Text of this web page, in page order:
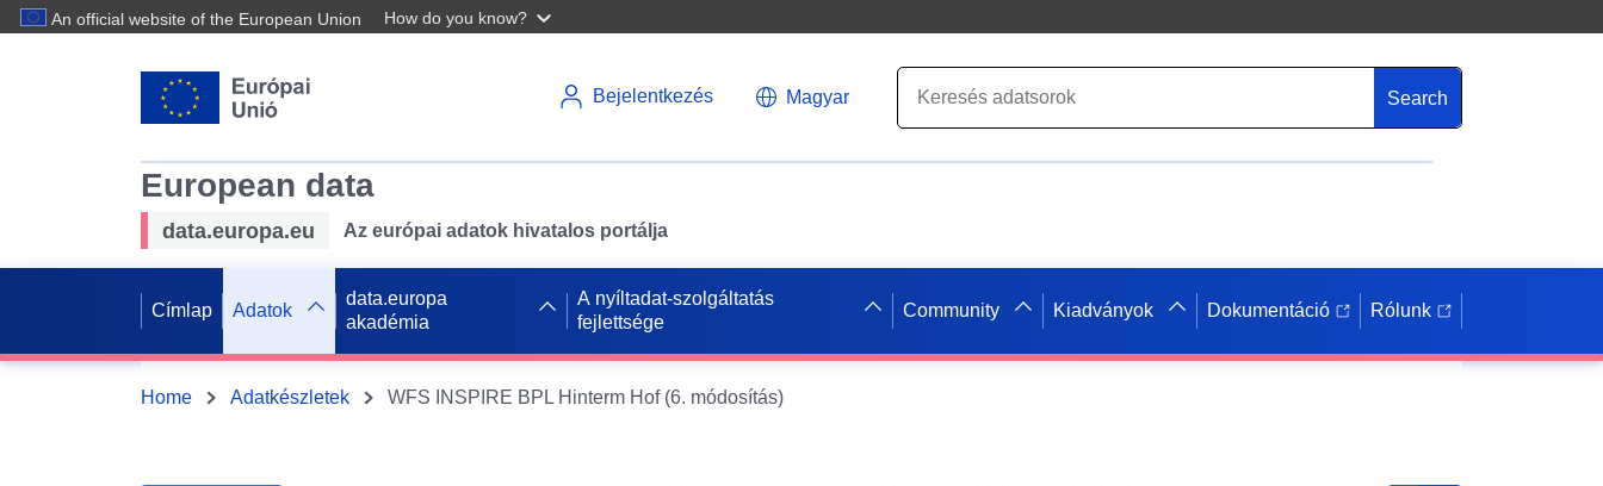
An official website of the European Union How do you know?
Bejelentkezés Magyar Search
European data
data.europa.eu Az európai adatok hivatalos portálja
Címlap Adatok
data.europa
akadémia
A nyíltadat-szolgáltatás
fejlettsége
Community Kiadványok Dokumentáció Rólunk
Home Adatkészletek WFS INSPIRE BPL Hinterm Hof (6. módosítás)